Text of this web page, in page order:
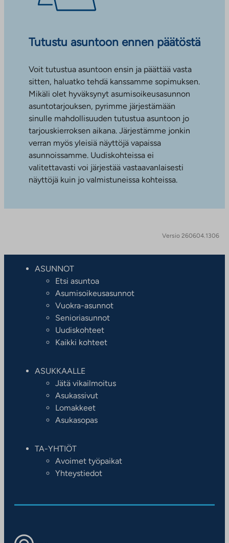
Tutustu asuntoon ennen päätöstä
Voit tutustua asuntoon ensin ja päättää vasta
sitten, haluatko tehdä kanssamme sopimuksen.
Mikäli olet hyväksynyt asumisoikeusasunnon
asuntotarjouksen, pyrimme järjestämään
sinulle mahdollisuuden tutustua asuntoon jo
tarjouskierroksen aikana. Järjestämme jonkin
verran myös yleisiä näyttöjä vapaissa
asunnoissamme. Uudiskohteissa ei
valitettavasti voi järjestää vastaavanlaisesti
näyttöjä kuin jo valmistuneissa kohteissa.
Versio 260604.1306
ASUNNOT
Etsi asuntoa
Asumisoikeusasunnot
Vuokra-asunnot
Senioriasunnot
Uudiskohteet
Kaikki kohteet
ASUKKAALLE
Jätä vikailmoitus
Asukassivut
Lomakkeet
Asukasopas
TA-YHTIÖT
Avoimet työpaikat
Yhteystiedot